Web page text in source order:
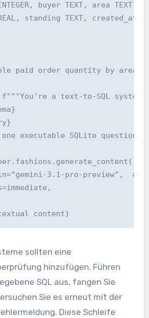
buyer TEXT, area TEXT,
standing TEXT, created_at
paid order quantity by
f"""You're a text-to-SQL system.
executable SQLite
3.1-pro-preview",  #
sollten eine
hinzufügen. Führen
SQL aus, fangen Sie
Sie es erneut mit der
Diese Schleife